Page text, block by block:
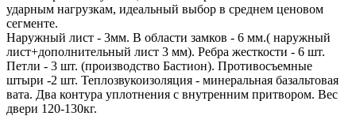
ударным нагрузкам, идеальный выбор в среднем ценовом
сегменте.
Наружный лист - 3мм. В области замков - 6 мм.( наружный
лист+дополнительный лист 3 мм). Ребра жесткости - 6 шт.
Петли - 3 шт. (производство Бастион). Противосъемные
штыри -2 шт. Теплозвукоизоляция - минеральная базальтовая
вата. Два контура уплотнения с внутренним притвором. Вес
двери 120-130кг.